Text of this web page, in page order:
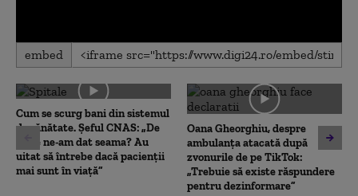
0
seconds
0
seconds
embed
Cum se scurg bani din sistemul
de sănătate. Șeful CNAS: „De
unde ne-am dat seama? Au
uitat să întrebe dacă pacienții
mai sunt în viață”
Oana Gheorghiu, despre
ambulanța atacată după
zvonurile de pe TikTok:
„Trebuie să existe răspundere
pentru dezinformare”